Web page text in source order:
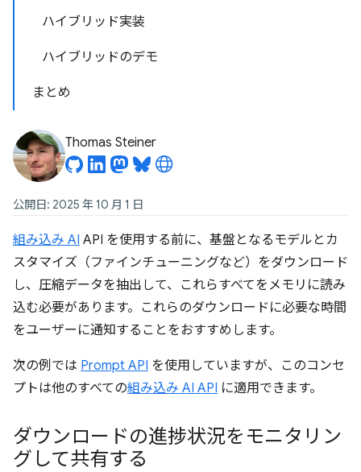
ハイブリッド実装
ハイブリッドのデモ
まとめ
Thomas Steiner
公開日: 2025 年 10 月 1 日
組み込み AI API を使用する前に、基盤となるモデルとカ
スタマイズ（ファインチューニングなど）をダウンロード
し、圧縮データを抽出して、これらすべてをメモリに読み
込む必要があります。これらのダウンロードに必要な時間
をユーザーに通知することをおすすめします。
次の例では Prompt API を使用していますが、このコンセ
プトは他のすべての組み込み AI API に適用できます。
ダウンロードの進捗状況をモニタリン
グして共有する